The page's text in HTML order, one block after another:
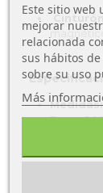
Peso:
Este sitio web
mejorar
relacionada
sus hábitos
sobre su uso
Más